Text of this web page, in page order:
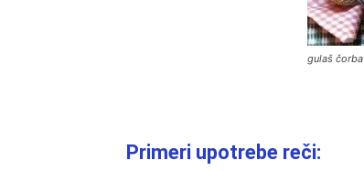
gulaš čorba
Primeri upotrebe reči: